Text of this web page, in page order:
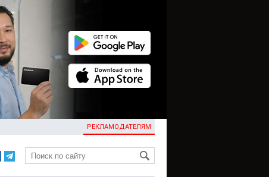
РЕКЛАМОДАТЕЛЯМ
KG